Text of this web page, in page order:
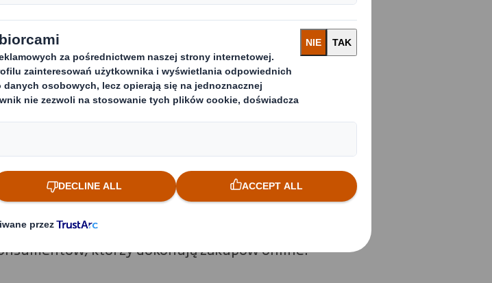
One Poll na zlecenie DS Smith,
z całej Polski. Według wyników
online przynajmniej raz w tygodniu, a 9%
dnia.
czy robią zakupy w trakcie Black Friday i
intensywnych dni w roku dla handlu
kupujących w Polsce dotyczące skorzystania
z rokiem ubiegłym. Na Black
którzy dokonują zakupów online.